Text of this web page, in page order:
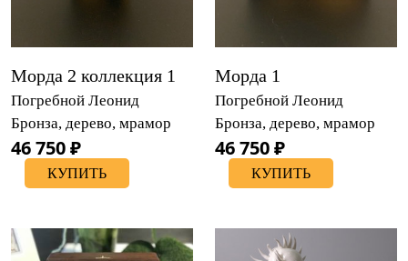
Морда 2 коллекция 1
Погребной Леонид
Бронза, дерево, мрамор
46 750 ₽
КУПИТЬ
Морда 1
Погребной Леонид
Бронза, дерево, мрамор
46 750 ₽
КУПИТЬ